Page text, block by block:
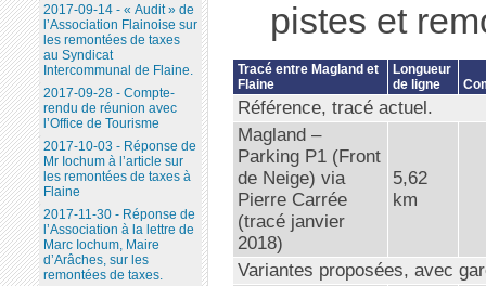
pistes et
Tracé entre Magland et
Flaine
Longueur
de ligne
Référence, tracé actuel.
Magland –
Parking P1 (Front
de Neige) via
Pierre Carrée
(tracé janvier
2018)
5,62
km
Variantes proposées, avec
2017-09-14 - « Audit » de
l’Association Flainoise sur
les remontées de taxes
au Syndicat
Intercommunal de Flaine.
2017-09-28 - Compte-
rendu de réunion avec
l’Office de Tourisme
2017-10-03 - Réponse de
Mr Iochum à l’article sur
les remontées de taxes à
Flaine
2017-11-30 - Réponse de
l’Association à la lettre de
Marc Iochum, Maire
d’Arâches, sur les
remontées de taxes.